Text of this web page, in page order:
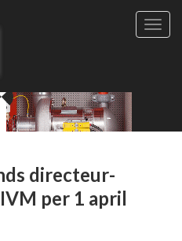
directeur-
per 1 april